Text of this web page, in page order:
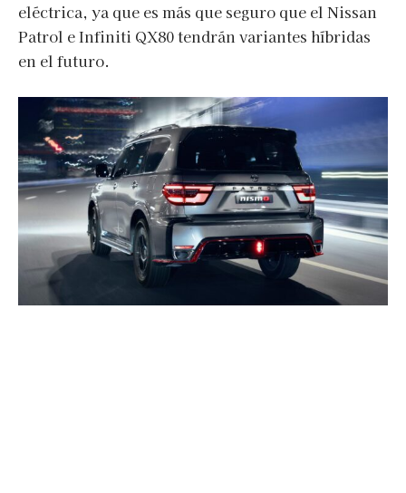
eléctrica, ya que es más que seguro que el Nissan
Patrol e Infiniti QX80 tendrán variantes híbridas
en el futuro.